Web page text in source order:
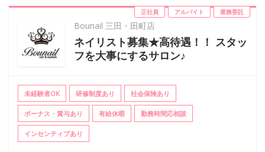
正社員 アルバイト 業務委託
Bounail 三田・田町店
ネイリスト募集★高待遇！！ スタッ
フを大事にするサロン♪
未経験者OK 研修制度あり 社会保険あり
ボーナス・賞与あり 有給休暇 勤務時間応相談
インセンティブあり